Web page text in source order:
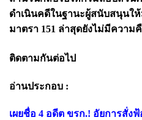
ดำเนินคดีในฐานะผู้สนับสนุนใ
มาตรา 151 ล่าสุดยังไม่มีความ
ติดตามกันต่อไป
อ่านประกอบ :
เผยชื่อ 4 อดีต ขรก.! อัยการสั่